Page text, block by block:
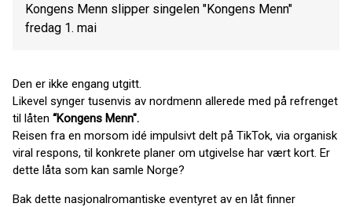
Kongens Menn slipper singelen "Kongens Menn"
fredag 1. mai
Den er ikke engang utgitt.
Likevel synger tusenvis av nordmenn allerede med på refrenget
til låten “Kongens Menn".
Reisen fra en morsom idé impulsivt delt på TikTok, via organisk
viral respons, til konkrete planer om utgivelse har vært kort. Er
dette låta som kan samle Norge?
Bak dette nasjonalromantiske eventyret av en låt finner